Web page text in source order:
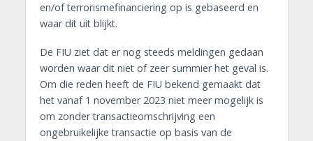
en/of terrorismefinanciering op is gebaseerd en
waar dit uit blijkt.
De FIU ziet dat er nog steeds meldingen gedaan
worden waar dit niet of zeer summier het geval is.
Om die reden heeft de FIU bekend gemaakt dat
het vanaf 1 november 2023 niet meer mogelijk is
om zonder transactieomschrijving een
ongebruikelijke transactie op basis van de